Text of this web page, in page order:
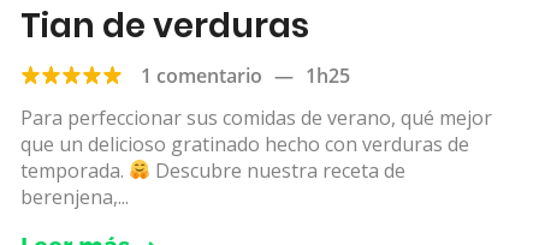
Tian de verduras
1 comentario — 1h25
Para perfeccionar sus comidas de verano, qué mejor
que un delicioso gratinado hecho con verduras de
temporada.
Descubre nuestra receta de
berenjena,...